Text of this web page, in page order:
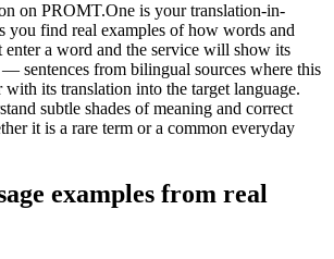
on PROMT.One is your translation-in-
you find real examples of how words and
enter a word and the service will show its
sentences from bilingual sources where this
with its translation into the target language.
subtle shades of meaning and correct
it is a rare term or a common everyday
examples from real